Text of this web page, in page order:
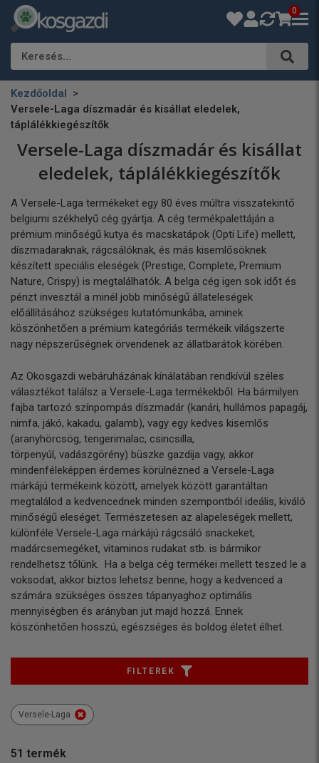
0
Keresés…
Kezdőoldal
Versele-Laga díszmadár és kisállat eledelek,
táplálékkiegészítők
Versele-Laga díszmadár és kisállat
eledelek, táplálékkiegészítők
A Versele-Laga termékeket egy 80 éves múltra visszatekintő
belgiumi székhelyű cég gyártja. A cég termékpalettáján a
prémium minőségű kutya és macskatápok (Opti Life) mellett,
díszmadaraknak, rágcsálóknak, és más kisemlősöknek
készített speciális eleségek (Prestige, Complete, Premium
Nature, Crispy) is megtalálhatók. A belga cég igen sok időt és
pénzt invesztál a minél jobb minőségű állateleségek
előállításához szükséges kutatómunkába, aminek
köszönhetően a prémium kategóriás termékeik világszerte
nagy népszerűségnek örvendenek az állatbarátok körében.
Az Okosgazdi webáruházának kínálatában rendkívül széles
választékot találsz a Versele-Laga termékekből. Ha bármilyen
fajba tartozó színpompás díszmadár (kanári, hullámos papagáj,
nimfa, jákó, kakadu, galamb), vagy egy kedves kisemlős
(aranyhörcsög, tengerimalac, csincsilla,
törpenyúl, vadászgörény) büszke gazdija vagy, akkor
mindenféleképpen érdemes körülnézned a Versele-Laga
márkájú termékeink között, amelyek között garantáltan
megtalálod a kedvencednek minden szempontból ideális, kiváló
minőségű eleséget. Természetesen az alapeleségek mellett,
különféle Versele-Laga márkájú rágcsáló snackeket,
madárcsemegéket, vitaminos rudakat stb. is bármikor
rendelhetsz tőlünk. Ha a belga cég termékei mellett teszed le a
voksodat, akkor biztos lehetsz benne, hogy a kedvenced a
számára szükséges összes tápanyaghoz optimális
mennyiségben és arányban jut majd hozzá. Ennek
köszönhetően hosszú, egészséges és boldog életet élhet.
51 termék
FILTEREK
Versele-Laga